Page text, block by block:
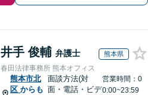
井手 俊輔 弁護士 熊本県
春田法律事務所 熊本オフィス
熊本市北
区 からも
面談方法(対
面・電話・ビデ
営業時間：0
0:00~23:59